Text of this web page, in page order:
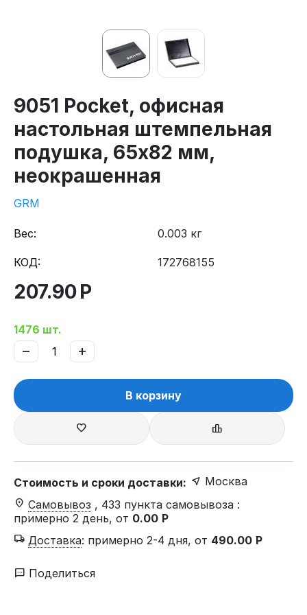
9051 Pocket, офисная
настольная штемпельная
подушка, 65x82 мм,
неокрашенная
GRM
Вес: 0.003 кг
КОД: 172768155
207.90Р
1476 шт.
+
−
В корзину
Стоимость и сроки доставки:
Москва
Самовывоз , 433 пункта самовывоза :
примерно 2 день, от 0.00 Р
Доставка: примерно 2-4 дня, от 490.00 Р
Поделиться